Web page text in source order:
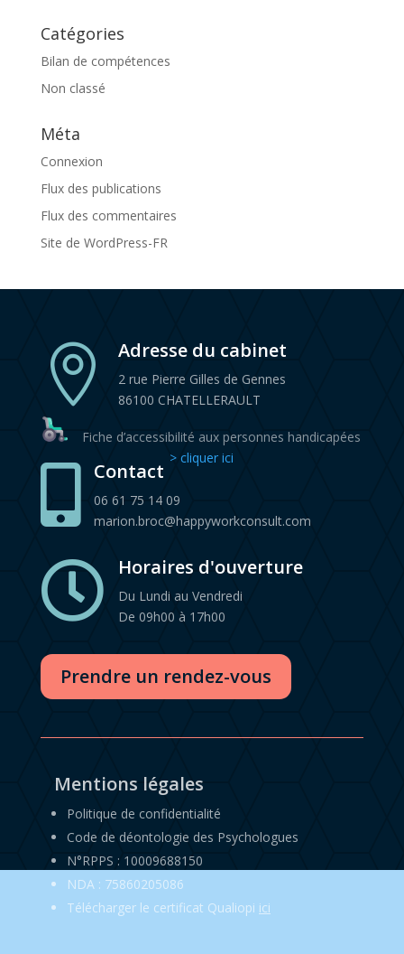
Catégories
Bilan de compétences
Non classé
Méta
Connexion
Flux des publications
Flux des commentaires
Site de WordPress-FR
 Adresse du cabinet
2 rue Pierre Gilles de Gennes
86100 CHATELLERAULT
Fiche d’accessibilité aux personnes handicapées
> cliquer ici
 Contact
06 61 75 14 09
marion.broc@happyworkconsult.com
 Horaires d'ouverture
Du Lundi au Vendredi
De 09h00 à 17h00
Prendre un rendez-vous
Mentions légales
Politique de confidentialité
Code de déontologie des Psychologues
N°RPPS : 10009688150
NDA : 75860205086
Télécharger le certificat Qualiopi ici